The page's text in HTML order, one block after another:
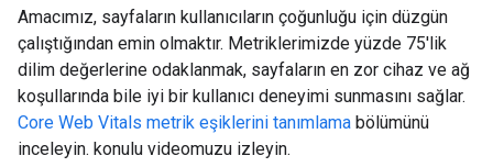
Amacımız, sayfaların kullanıcıların çoğunluğu için düzgün
çalıştığından emin olmaktır. Metriklerimizde yüzde 75'lik
dilim değerlerine odaklanmak, sayfaların en zor cihaz ve ağ
koşullarında bile iyi bir kullanıcı deneyimi sunmasını sağlar.
Core Web Vitals metrik eşiklerini tanımlama bölümünü
inceleyin. konulu videomuzu izleyin.